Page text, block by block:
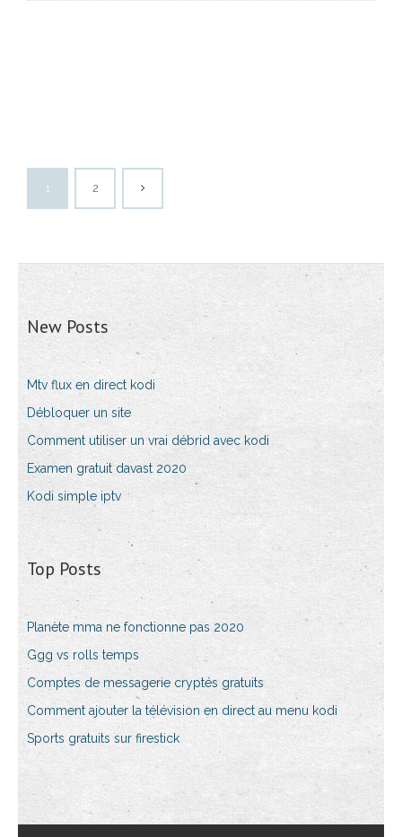
1 2
New Posts
Mtv flux en direct kodi
Débloquer un site
Comment utiliser un vrai débrid avec kodi
Examen gratuit davast 2020
Kodi simple iptv
Top Posts
Planète mma ne fonctionne pas 2020
Ggg vs rolls temps
Comptes de messagerie cryptés gratuits
Comment ajouter la télévision en direct au menu kodi
Sports gratuits sur firestick